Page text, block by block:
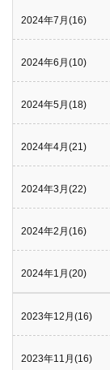
2024年7月(16)
2024年6月(10)
2024年5月(18)
2024年4月(21)
2024年3月(22)
2024年2月(16)
2024年1月(20)
2023年12月(16)
2023年11月(16)